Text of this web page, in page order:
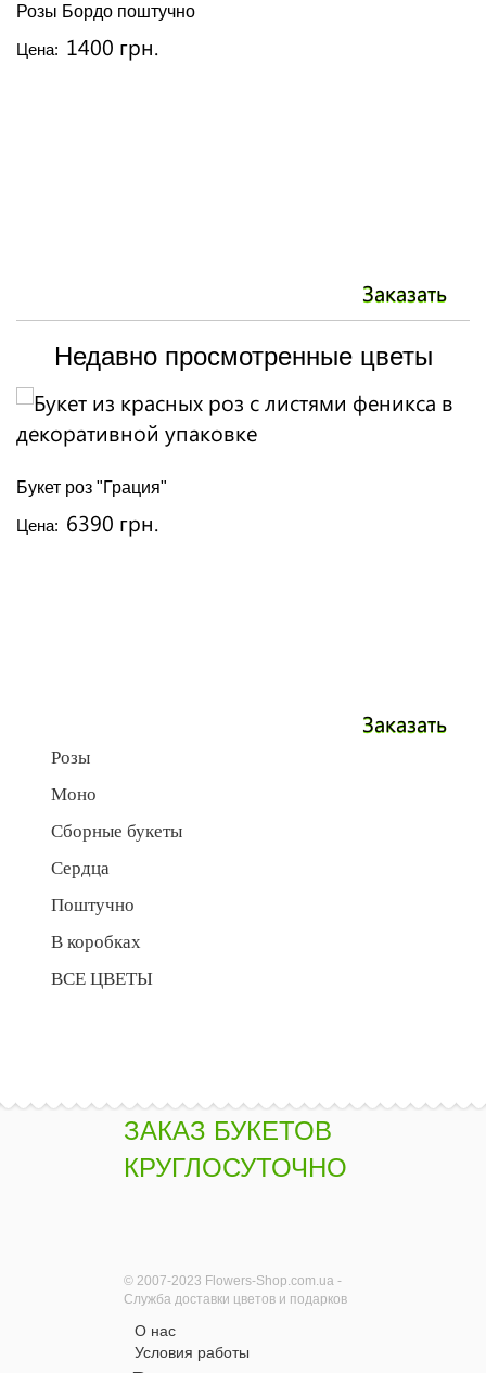
Розы Бордо поштучно
Цена: 1400 грн.
Заказать
Недавно просмотренные цветы
Букет роз "Грация"
Цена: 6390 грн.
Заказать
Розы
Моно
Сборные букеты
Сердца
Поштучно
В коробках
ВСЕ ЦВЕТЫ
ЗАКАЗ БУКЕТОВ
КРУГЛОСУТОЧНО
© 2007-2023 Flowers-Shop.com.ua -
Служба доставки цветов и подарков
О нас
Условия работы